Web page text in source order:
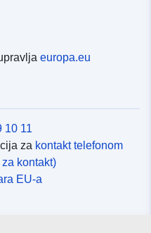
europa.eu
10 11
za kontakt telefonom
kontakt)
EU-a